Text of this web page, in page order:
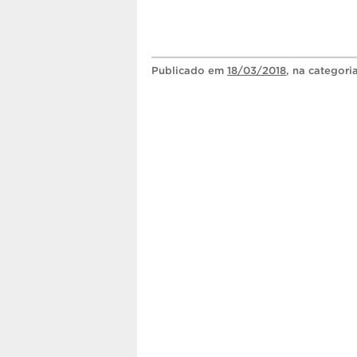
Publicado em 18/03/2018, na categoria